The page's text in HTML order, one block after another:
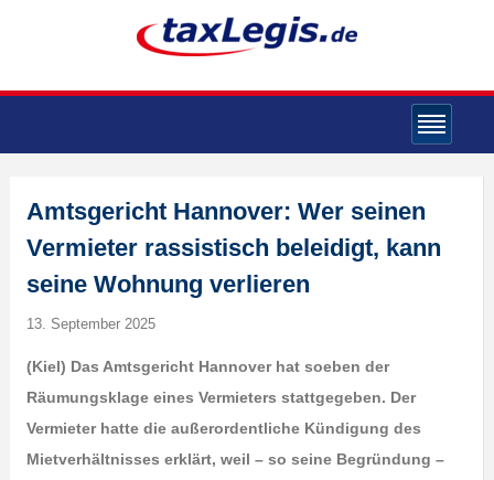
Amtsgericht Hannover: Wer seinen
Vermieter rassistisch beleidigt, kann
seine Wohnung verlieren
13. September 2025
(Kiel) Das Amtsgericht Hannover hat soeben der
Räumungsklage eines Vermieters stattgegeben. Der
Vermieter hatte die außerordentliche Kündigung des
Mietverhältnisses erklärt, weil – so seine Begründung –